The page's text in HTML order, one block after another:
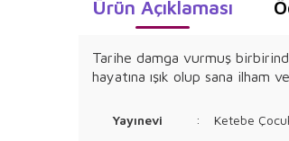
Ürün Açıklaması
Tarihe damga vurmuş
hayatına ışık olup sana ilham
Yayınevi : Ketebe